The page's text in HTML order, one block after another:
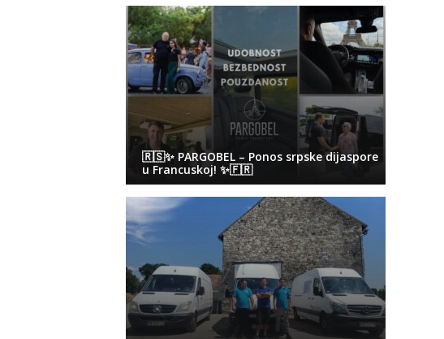
🇷🇸✨ PARGOBEL – Ponos srpske dijaspore
u Francuskoj! ✨🇫🇷